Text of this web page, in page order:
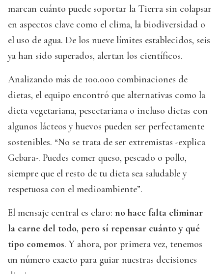
marcan cuánto puede soportar la Tierra sin colapsar
en aspectos clave como el clima, la biodiversidad o
el uso de agua. De los nueve límites establecidos, seis
ya han sido superados, alertan los científicos.
Analizando más de 100.000 combinaciones de
dietas, el equipo encontró que alternativas como la
dieta vegetariana, pescetariana o incluso dietas con
algunos lácteos y huevos pueden ser perfectamente
sostenibles. “No se trata de ser extremistas -explica
Gebara-. Puedes comer queso, pescado o pollo,
siempre que el resto de tu dieta sea saludable y
respetuosa con el medioambiente”.
El mensaje central es claro: no hace falta eliminar
la carne del todo, pero sí repensar cuánto y qué
tipo comemos. Y ahora, por primera vez, tenemos
un número exacto para guiar nuestras decisiones